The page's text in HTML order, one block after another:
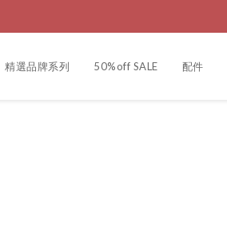
精選品牌系列 50%off SALE 配件